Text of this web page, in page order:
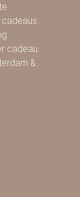
cadeau.
&